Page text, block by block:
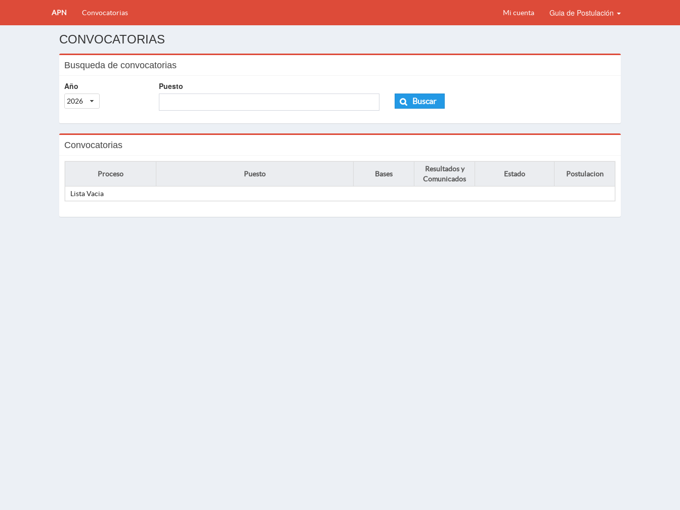
APN Convocatorias Mi cuenta Guia de Postulación
CONVOCATORIAS
Busqueda de convocatorias
Año
2026
Puesto
Buscar
Convocatorias
Proceso Puesto Bases
Resultados y
Comunicados
Estado Postulacion
Lista Vacia